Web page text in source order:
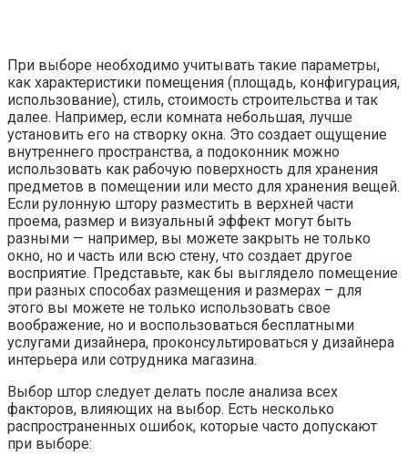
При выборе необходимо учитывать такие параметры,
как характеристики помещения (площадь, конфигурация,
использование), стиль, стоимость строительства и так
далее. Например, если комната небольшая, лучше
установить его на створку окна. Это создает ощущение
внутреннего пространства, а подоконник можно
использовать как рабочую поверхность для хранения
предметов в помещении или место для хранения вещей.
Если рулонную штору разместить в верхней части
проема, размер и визуальный эффект могут быть
разными — например, вы можете закрыть не только
окно, но и часть или всю стену, что создает другое
восприятие. Представьте, как бы выглядело помещение
при разных способах размещения и размерах – для
этого вы можете не только использовать свое
воображение, но и воспользоваться бесплатными
услугами дизайнера, проконсультироваться у дизайнера
интерьера или сотрудника магазина.
Выбор штор следует делать после анализа всех
факторов, влияющих на выбор. Есть несколько
распространенных ошибок, которые часто допускают
при выборе: